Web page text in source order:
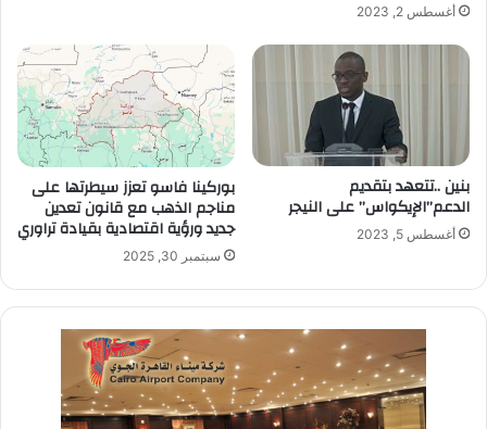
أغسطس 2, 2023
بنين ..تتعهد بتقديم
الدعم”الإيكواس” على النيجر
أغسطس 5, 2023
بوركينا فاسو تعزز سيطرتها على
مناجم الذهب مع قانون تعدين
جديد ورؤية اقتصادية بقيادة تراوري
سبتمبر 30, 2025